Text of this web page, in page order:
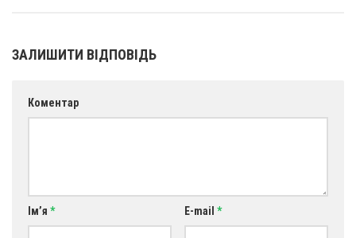
ЗАЛИШИТИ ВІДПОВІДЬ
Коментар
Ім’я * E-mail *